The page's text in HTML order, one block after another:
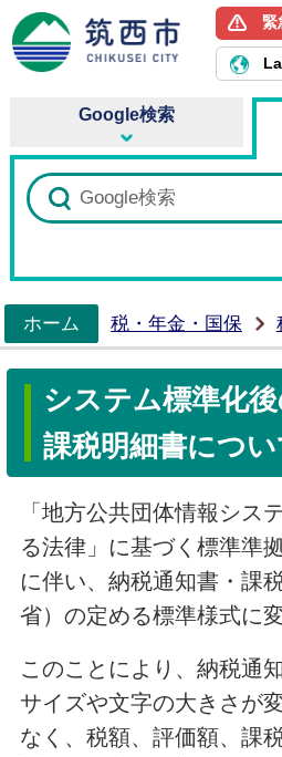
緊
Google検索
ホーム
税・年金・国保
システム標準化
課税明細書につい
「地方公共団体情報シス
る法律」に基づく標準準
に伴い、納税通知書・課
省）の定める標準様式に
このことにより、納税通
サイズや文字の大きさが
なく、税額、評価額、課